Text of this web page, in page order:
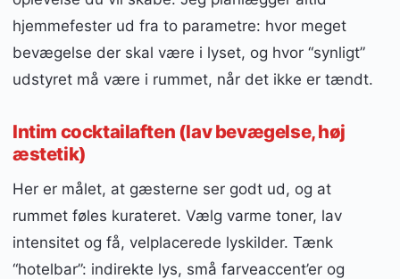
hjemmefester ud fra to parametre: hvor meget
bevægelse der skal være i lyset, og hvor “synligt”
udstyret må være i rummet, når det ikke er tændt.
Intim cocktailaften (lav bevægelse, høj
æstetik)
Her er målet, at gæsterne ser godt ud, og at
rummet føles kurateret. Vælg varme toner, lav
intensitet og få, velplacerede lyskilder. Tænk
“hotelbar”: indirekte lys, små farveaccent’er og